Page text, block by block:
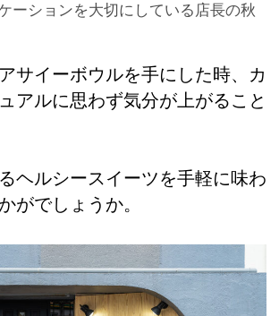
ーションを大切にしている店長の秋
サイーボウルを手にした時、カ
アルに思わず気分が上がること
ヘルシースイーツを手軽に味わ
がでしょうか。